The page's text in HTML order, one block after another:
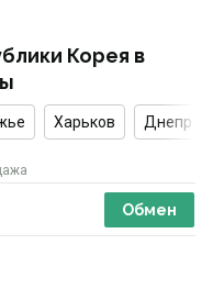
Корея в
Харьков Днепр
Обмен